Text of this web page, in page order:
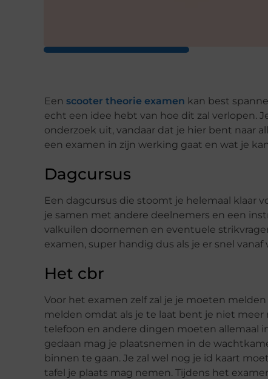
Een scooter theorie examen kan best
echt een idee hebt van hoe dit zal verlopen.
onderzoek uit, vandaar dat je hier bent naar
een examen in zijn werking gaat en wat je
Dagcursus
Een dagcursus die stoomt je helemaal klaar
je samen met andere deelnemers en een
valkuilen doornemen en eventuele
examen, super handig dus als je er snel vanaf
Het cbr
Voor het examen zelf zal je je moeten
melden omdat als je te laat bent je niet
telefoon en andere dingen moeten allemaal
gedaan mag je plaatsnemen in de
binnen te gaan. Je zal wel nog je id kaart
tafel je plaats mag nemen. Tijdens het